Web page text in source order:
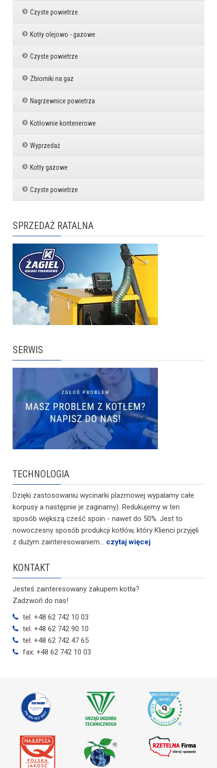
Czyste powietrze
Kotły olejowo - gazowe
Czyste powietrze
Zbiorniki na gaz
Nagrzewnice powietrza
Kotłownie kontenerowe
Wyprzedaż
Kotły gazowe
Czyste powietrze
SPRZEDAŻ RATALNA
SERWIS
TECHNOLOGIA
Dzięki zastosowaniu wycinarki plazmowej wypalamy całe
korpusy a następnie je zaginamy). Redukujemy w ten
sposób większą cześć spoin - nawet do 50%. Jest to
nowoczesny sposób produkcji kotłów, który Klienci przyjęli
z dużym zainteresowaniem... czytaj więcej
KONTAKT
Jesteś zainteresowany zakupem kotła?
Zadzwoń do nas!
tel. +48 62 742 10 03
tel. +48 62 742 90 10
tel. +48 62 742 47 65
fax: +48 62 742 10 03